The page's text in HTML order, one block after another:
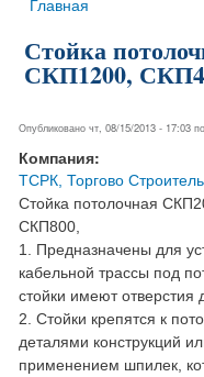
Вы здесь
Главная
Стойка
СКП1200,
Опубликовано чт, 08/15/2013 - 17:03
Компания:
ТСРК, Торгово
Стойка потолочная
СКП800,
1. Предназначены для
кабельной трассы под
стойки имеют
2. Стойки крепятся к
деталями конструкций
применением шпилек,